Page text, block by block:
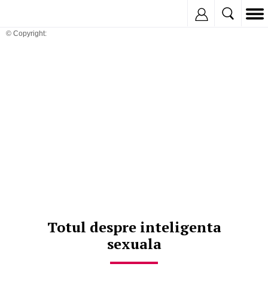
© Copyright:
Totul despre inteligenta
sexuala